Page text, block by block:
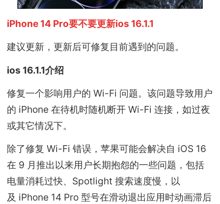
iPhone 14 Pro要不要更新ios 16.1.1
建议更新，更新后可修复目前遇到的问题。
ios 16.1.1介绍
修复一个影响用户的 Wi-Fi 问题。该问题导致用户
的 iPhone 在待机时随机断开 Wi-Fi 连接，如过夜
或其它情况下。
除了修复 Wi-Fi 错误，苹果可能会解决自 iOS 16
在 9 月推出以来用户长期抱怨的一些问题，包括
电量消耗过快、Spotlight 搜索速度慢，以
及 iPhone 14 Pro 型号在滑动退出应用时动画滞后